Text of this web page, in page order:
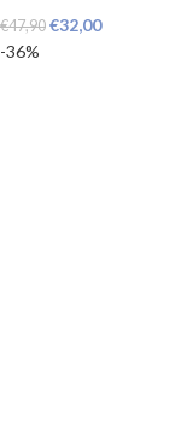
€47,90 €32,00
-36%